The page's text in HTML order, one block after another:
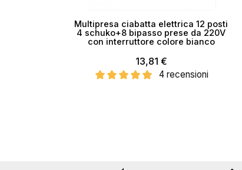
Multipresa ciabatta elettrica 12 posti
4 schuko+8 bipasso prese da 220V
con interruttore colore bianco
13,81 €
4 recensioni